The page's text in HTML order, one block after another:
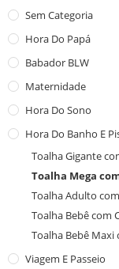
Sem Categoria
Hora Do Papá
Babador BLW
Maternidade
Hora Do Sono
Hora Do Banho E
Toalha Gigante
Toalha Mega
Toalha Adulto
Toalha Bebê com
Toalha Bebê Maxi
Viagem E Passeio